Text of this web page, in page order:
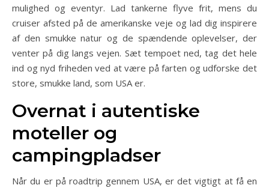
mulighed og eventyr. Lad tankerne flyve frit, mens du
cruiser afsted på de amerikanske veje og lad dig inspirere
af den smukke natur og de spændende oplevelser, der
venter på dig langs vejen. Sæt tempoet ned, tag det hele
ind og nyd friheden ved at være på farten og udforske det
store, smukke land, som USA er.
Overnat i autentiske
moteller og
campingpladser
Når du er på roadtrip gennem USA, er det vigtigt at få en